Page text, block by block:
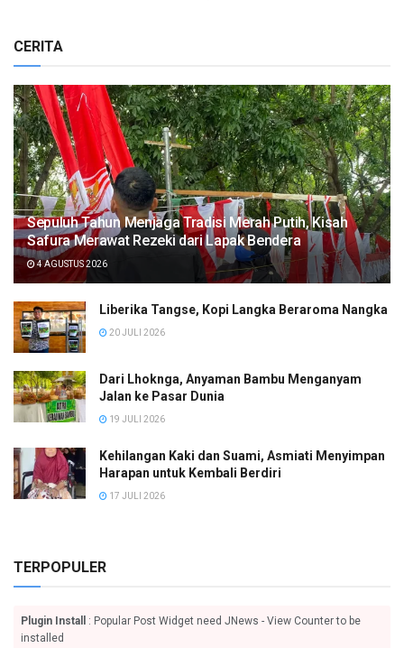
CERITA
Sepuluh Tahun Menjaga Tradisi Merah Putih, Kisah
Safura Merawat Rezeki dari Lapak Bendera
4 AGUSTUS 2026
Liberika Tangse, Kopi Langka Beraroma Nangka
20 JULI 2026
Dari Lhoknga, Anyaman Bambu Menganyam
Jalan ke Pasar Dunia
19 JULI 2026
Kehilangan Kaki dan Suami, Asmiati Menyimpan
Harapan untuk Kembali Berdiri
17 JULI 2026
TERPOPULER
Plugin Install
: Popular Post Widget need JNews - View Counter to be
installed